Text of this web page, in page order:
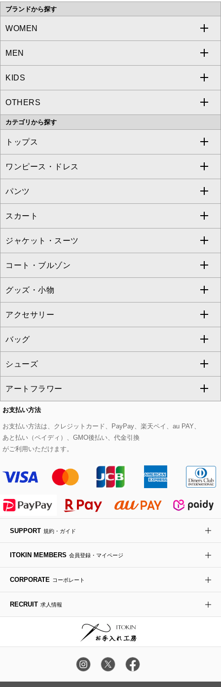
ブランドから探す
WOMEN
a.v.v
MICHEL KLEIN
MK MICHEL KLEIN
OFUON le MK
eur3
Maison de CINQ
MK MICHEL KLEIN BAG
HIROKO KOSHINO
MEN
a.v.v
MICHEL KLEIN HOMME
MK MICHEL KLEIN HOMME
KIDS
a.v.v
OTHERS
MK MICHEL KLEIN BAG
カテゴリから探す
トップス
すべてのトップス
カットソー・Tシャツ
ブラウス・シャツ
ニット・セーター
カーディガン
アンサンブルセット
ベスト・ジレ
パーカー
タンクトップ・キャミソール
スウェット・ジャージー
その他のトップス
ワンピース・ドレス
すべてのワンピース・ドレス
ワンピース
ドレス
チュニック
ジャンパースカート
その他のワンピース・ドレス
パンツ
すべてのパンツ
フルレングスパンツ
クロップド・半端丈パンツ
ガウチョ・ワイドパンツ
ハーフ・ショート丈パンツ
サロペット・オールインワン
その他のパンツ
スカート
すべてのスカート
ロング・マキシ丈スカート
ひざ丈スカート
ミモレ丈スカート
ショート・ミニ丈スカート
その他のスカート
ジャケット・スーツ
すべてのジャケット・スーツ
テーラードジャケット
ノーカラージャケット
セットアップ
セットアップジャケット
セットアップパンツ
セットアップスカート
セットアップワンピース
コート・ブルゾン
すべてのコート・ブルゾン
トレンチコート
ピーコート
ダッフルコート
チェスターコート
モッズコート
ステンカラーコート
ライダースジャケット
デニムジャケット
ダウンジャケット・コート
グッズ・小物
すべてのグッズ・小物
マスク
ストール・マフラー・スヌード
ベルト・サスペンダー
帽子
ヘアアクセサリー
ハンカチ・バンダナ
手袋
チャーム・ストラップ
アクセサリー
すべてのアクセサリー
ネックレス
ピアス・イヤリング
ブレスレット・バングル
ブローチ・コサージュ
バッグ
すべてのバッグ
トートバッグ
ショルダーバッグ
ボストンバッグ
バックパック・リュック
ボディバッグ・メッセンジャーバッグ
トラベルバッグ
シューズ
すべてのシューズ
パンプス
スニーカー
フラットシューズ
ローファー
ドレスシューズ
アートフラワー
すべてのアートフラワー
ローズ
カサブランカ・カラー
ラナンキュラス
ポプリアレンジ＆フレグランス
お支払い方法
お支払い方法は、クレジットカード、PayPay、楽天ペイ、au PAY、
あと払い（ペイディ）、GMO後払い、代金引換
がご利用いただけます。
SUPPORT 規約・ガイド
ITOKIN MEMBERS 会員登録・マイページ
CORPORATE コーポレート
RECRUIT 求人情報